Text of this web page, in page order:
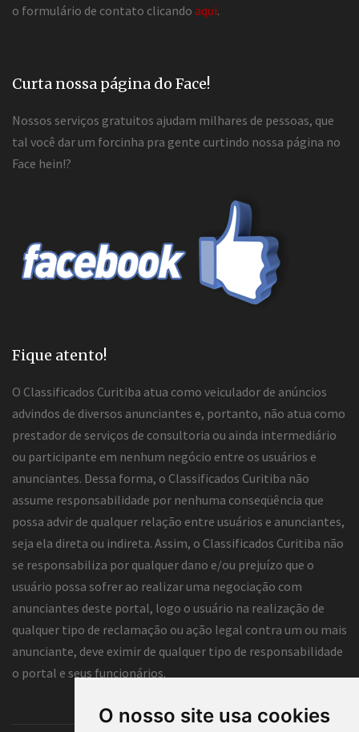
O nosso site usa cookies
o formulário de contato clicando aqui.
Curta nossa página do Face!
Nossos serviços gratuitos ajudam milhares de pessoas, que
tal você dar um forcinha pra gente curtindo nossa página no
Face hein!?
Fique atento!
O Classificados Curitiba atua como veiculador de anúncios
advindos de diversos anunciantes e, portanto, não atua como
prestador de serviços de consultoria ou ainda intermediário
ou participante em nenhum negócio entre os usuários e
anunciantes. Dessa forma, o Classificados Curitiba não
assume responsabilidade por nenhuma conseqüência que
possa advir de qualquer relação entre usuários e anunciantes,
seja ela direta ou indireta. Assim, o Classificados Curitiba não
se responsabiliza por qualquer dano e/ou prejuízo que o
usuário possa sofrer ao realizar uma negociação com
anunciantes deste portal, logo o usuário na realização de
qualquer tipo de reclamação ou ação legal contra um ou mais
anunciante, deve eximir de qualquer tipo de responsabilidade
o portal e seus funcionários.